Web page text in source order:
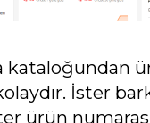
kataloğundan
İster
ürün